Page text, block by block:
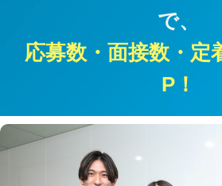
採用事例
セミナー情報
お役立ち資料
で、
応募数・面接数・定
P！